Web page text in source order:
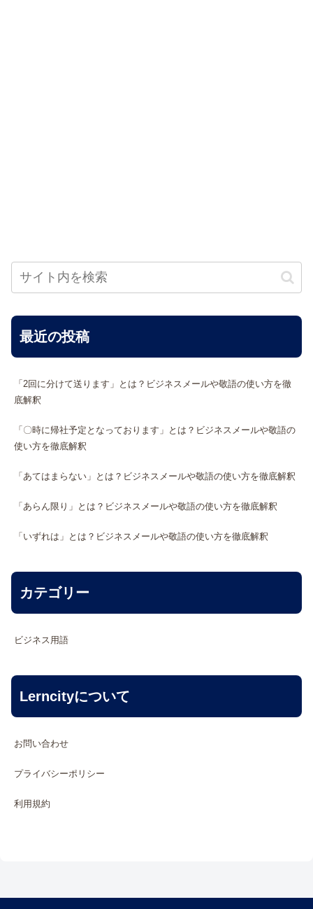
最近の投稿
「2回に分けて送ります」とは？ビジネスメールや敬語の使い方を徹
底解釈
「〇時に帰社予定となっております」とは？ビジネスメールや敬語の
使い方を徹底解釈
「あてはまらない」とは？ビジネスメールや敬語の使い方を徹底解釈
「あらん限り」とは？ビジネスメールや敬語の使い方を徹底解釈
「いずれは」とは？ビジネスメールや敬語の使い方を徹底解釈
カテゴリー
ビジネス用語
Lerncityについて
お問い合わせ
プライバシーポリシー
利用規約